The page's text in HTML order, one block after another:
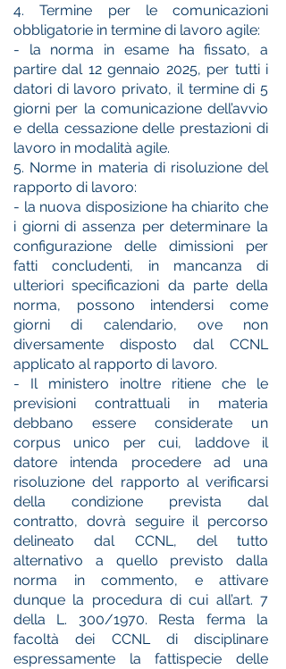
4. Termine per le comunicazioni
obbligatorie in termine di lavoro agile:
- la norma in esame ha fissato, a
partire dal 12 gennaio 2025, per tutti i
datori di lavoro privato, il termine di 5
giorni per la comunicazione dell’avvio
e della cessazione delle prestazioni di
lavoro in modalità agile.
5. Norme in materia di risoluzione del
rapporto di lavoro:
- la nuova disposizione ha chiarito che
i giorni di assenza per determinare la
configurazione delle dimissioni per
fatti concludenti, in mancanza di
ulteriori specificazioni da parte della
norma, possono intendersi come
giorni di calendario, ove non
diversamente disposto dal CCNL
applicato al rapporto di lavoro.
- Il ministero inoltre ritiene che le
previsioni contrattuali in materia
debbano essere considerate un
corpus unico per cui, laddove il
datore intenda procedere ad una
risoluzione del rapporto al verificarsi
della condizione prevista dal
contratto, dovrà seguire il percorso
delineato dal CCNL, del tutto
alternativo a quello previsto dalla
norma in commento, e attivare
dunque la procedura di cui all’art. 7
della L. 300/1970. Resta ferma la
facoltà dei CCNL di disciplinare
espressamente la fattispecie delle